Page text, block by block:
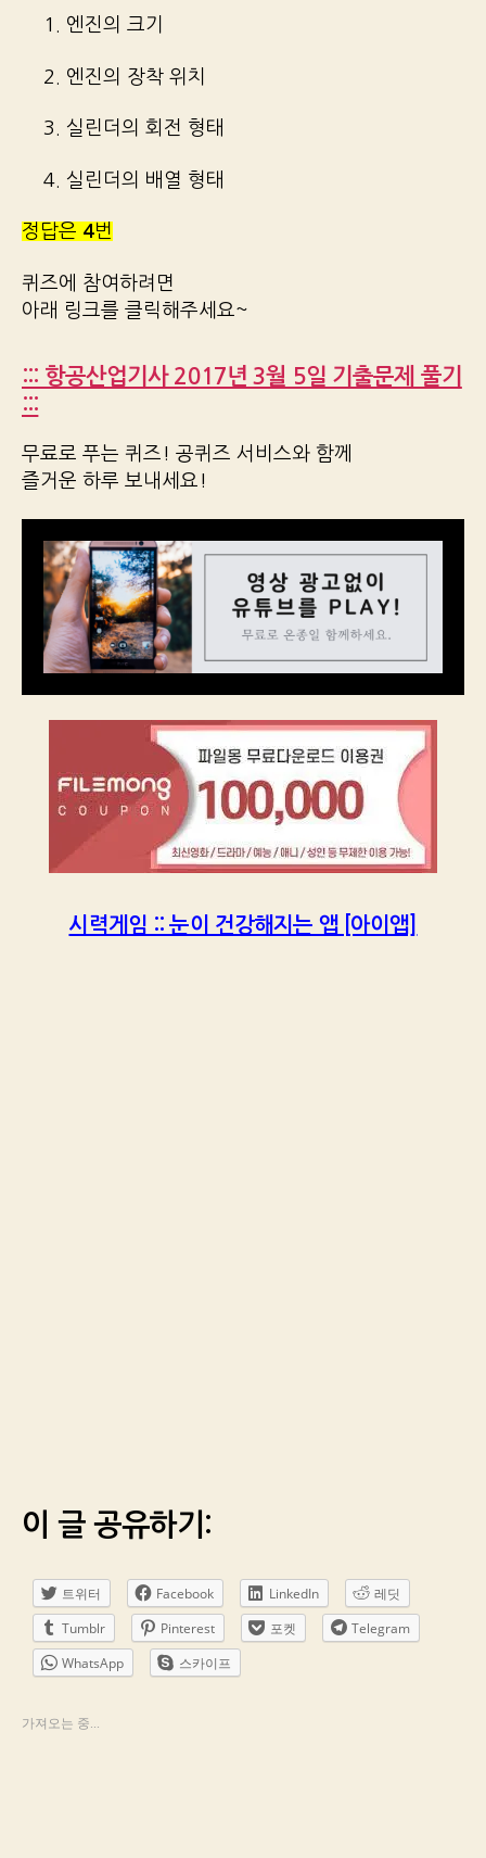
1. 엔진의 크기
2. 엔진의 장착 위치
3. 실린더의 회전 형태
4. 실린더의 배열 형태
정답은 4번
퀴즈에 참여하려면
아래 링크를 클릭해주세요~
::: 항공산업기사 2017년 3월 5일 기출문제 풀기
:::
무료로 푸는 퀴즈! 공퀴즈 서비스와 함께
즐거운 하루 보내세요!
시력게임 :: 눈이 건강해지는 앱 [아이앱]
이 글 공유하기:
트위터 Facebook LinkedIn
레딧
Tumblr
Pinterest 포켓
Telegram
WhatsApp
스카이프
가져오는 중...